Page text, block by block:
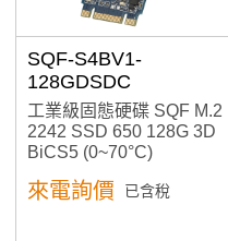
SQF-S4BV1-
128GDSDC
工業級固態硬碟 SQF M.2
2242 SSD 650 128G 3D
BiCS5 (0~70°C)
來電詢價 已含稅